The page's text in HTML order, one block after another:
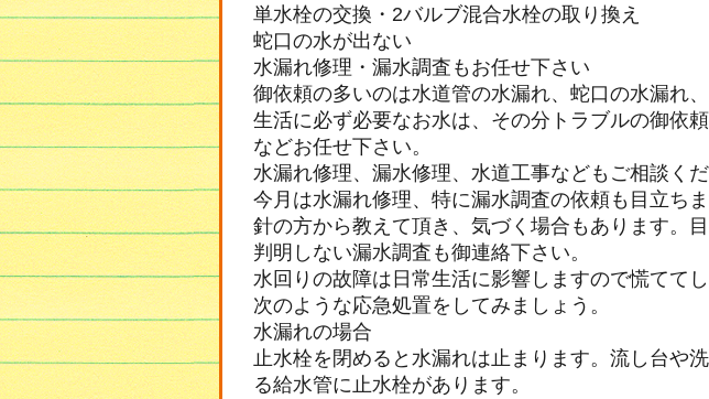
単水栓の交換・2バルブ混合水栓の取り換え
蛇口の水が出ない
水漏れ修理・漏水調査もお任せ下さい
御依頼の多いのは水道管の水漏れ、蛇口の水漏れ
生活に必ず必要なお水は、その分トラブルの御依
などお任せ下さい。
水漏れ修理、漏水修理、水道工事などもご相談くだ
今月は水漏れ修理、特に漏水調査の依頼も目立ち
針の方から教えて頂き、気づく場合もあります。
判明しない漏水調査も御連絡下さい。
水回りの故障は日常生活に影響しますので慌てて
次のような応急処置をしてみましょう。
水漏れの場合
止水栓を閉めると水漏れは止まります。流し台や
る給水管に止水栓があります。